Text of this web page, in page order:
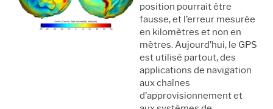
position pourrait être
fausse, et l’erreur mesurée
en kilomètres et non en
mètres. Aujourd’hui, le GPS
est utilisé partout, des
applications de navigation
aux chaînes
d’approvisionnement et